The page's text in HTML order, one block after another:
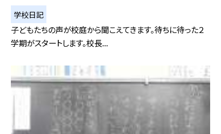
学校日記
子どもたちの声が校庭から聞こえてきます。待ちに待った２
学期がスタートします。校長...